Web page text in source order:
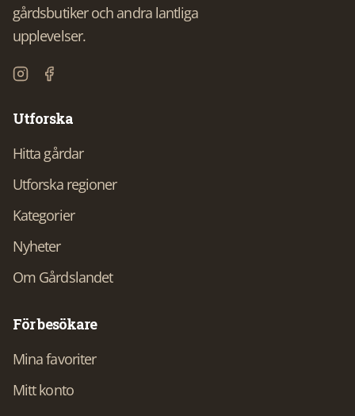
gårdsbutiker och andra lantliga
upplevelser.
Utforska
Hitta gårdar
Utforska regioner
Kategorier
Nyheter
Om Gårdslandet
För besökare
Mina favoriter
Mitt konto